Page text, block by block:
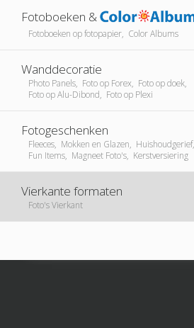
Fotoboeken &
Fotoboeken op fotopapier, Color Albums
Wanddecoratie
Photo Panels, Foto op Forex, Foto op doek,
Foto op Alu-Dibond, Foto op Plexi
Fotogeschenken
Fleeces, Mokken en Glazen, Huishoudgerief,
Fun Items, Magneet Foto's, Kerstversiering
Vierkante formaten
Foto's Vierkant